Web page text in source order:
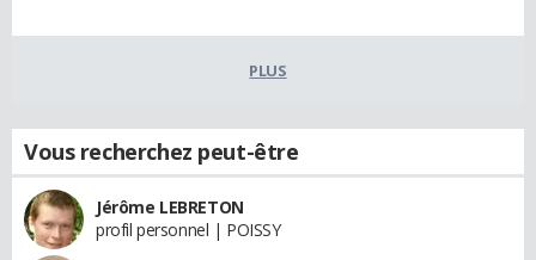
PLUS
Vous recherchez peut-être
Jérôme LEBRETON
profil personnel | POISSY